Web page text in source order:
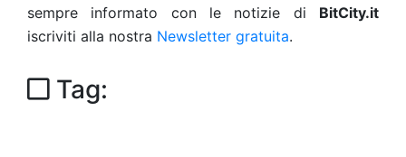
sempre informato con le notizie di BitCity.it
iscriviti alla nostra Newsletter gratuita.
Tag: